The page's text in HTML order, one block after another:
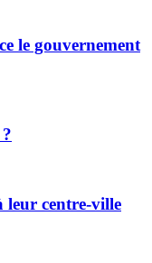
le gouvernement
leur centre-ville